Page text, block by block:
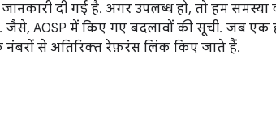
दी गई है. अगर उपलब्ध हो, तो हम
AOSP में किए गए बदलावों की सूची. जब एक
से अतिरिक्त रेफ़रंस लिंक किए जाते हैं.